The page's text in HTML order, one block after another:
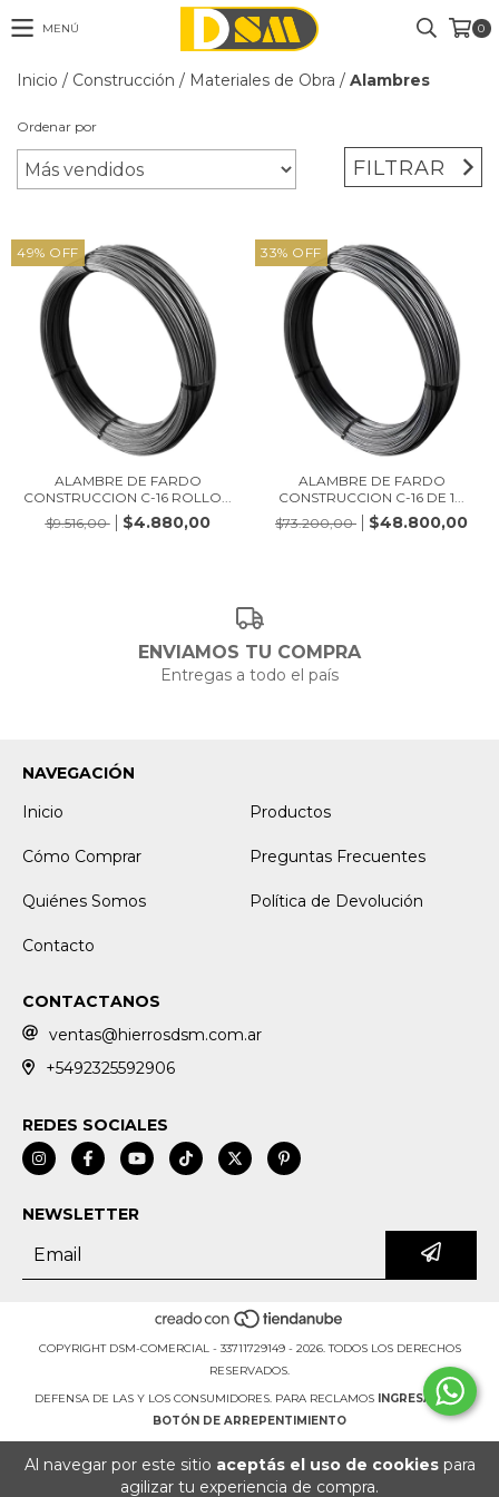
Al navegar por este sitio aceptás el uso de cookiespara
agilizar tu experiencia de compra.
MENÚ 0
Inicio / Construcción / Materiales de Obra / Alambres
Ordenar por
FILTRAR
49% OFF
ALAMBRE DE FARDO
CONSTRUCCION C-16 ROLLO...
$9.516,00
$4.880,00
33% OFF
ALAMBRE DE FARDO
CONSTRUCCION C-16 DE 1...
$73.200,00
$48.800,00
ENVIAMOS TU COMPRA
Entregas a todo el país
NAVEGACIÓN
Inicio
Productos
Cómo Comprar Preguntas Frecuentes
Quiénes Somos Política de Devolución
Contacto
CONTACTANOS
ventas@hierrosdsm.com.ar
+5492325592906
REDES SOCIALES
NEWSLETTER
COPYRIGHT DSM-COMERCIAL - 33711729149 - 2026. TODOS LOS DERECHOS
RESERVADOS.
DEFENSA DE LAS Y LOS CONSUMIDORES. PARA RECLAMOS INGRESÁ ACÁ.
BOTÓN DE ARREPENTIMIENTO